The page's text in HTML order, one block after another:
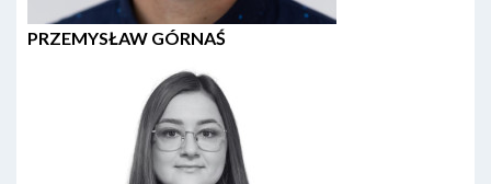
PRZEMYSŁAW GÓRNAŚ